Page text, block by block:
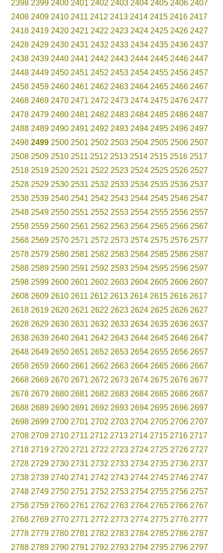
2398 2399 2400 2401 2402 2403 2404 2405 2406 2407
2408 2409 2410 2411 2412 2413 2414 2415 2416 2417
2418 2419 2420 2421 2422 2423 2424 2425 2426 2427
2428 2429 2430 2431 2432 2433 2434 2435 2436 2437
2438 2439 2440 2441 2442 2443 2444 2445 2446 2447
2448 2449 2450 2451 2452 2453 2454 2455 2456 2457
2458 2459 2460 2461 2462 2463 2464 2465 2466 2467
2468 2469 2470 2471 2472 2473 2474 2475 2476 2477
2478 2479 2480 2481 2482 2483 2484 2485 2486 2487
2488 2489 2490 2491 2492 2493 2494 2495 2496 2497
2498 2499 2500 2501 2502 2503 2504 2505 2506 2507
2508 2509 2510 2511 2512 2513 2514 2515 2516 2517
2518 2519 2520 2521 2522 2523 2524 2525 2526 2527
2528 2529 2530 2531 2532 2533 2534 2535 2536 2537
2538 2539 2540 2541 2542 2543 2544 2545 2546 2547
2548 2549 2550 2551 2552 2553 2554 2555 2556 2557
2558 2559 2560 2561 2562 2563 2564 2565 2566 2567
2568 2569 2570 2571 2572 2573 2574 2575 2576 2577
2578 2579 2580 2581 2582 2583 2584 2585 2586 2587
2588 2589 2590 2591 2592 2593 2594 2595 2596 2597
2598 2599 2600 2601 2602 2603 2604 2605 2606 2607
2608 2609 2610 2611 2612 2613 2614 2615 2616 2617
2618 2619 2620 2621 2622 2623 2624 2625 2626 2627
2628 2629 2630 2631 2632 2633 2634 2635 2636 2637
2638 2639 2640 2641 2642 2643 2644 2645 2646 2647
2648 2649 2650 2651 2652 2653 2654 2655 2656 2657
2658 2659 2660 2661 2662 2663 2664 2665 2666 2667
2668 2669 2670 2671 2672 2673 2674 2675 2676 2677
2678 2679 2680 2681 2682 2683 2684 2685 2686 2687
2688 2689 2690 2691 2692 2693 2694 2695 2696 2697
2698 2699 2700 2701 2702 2703 2704 2705 2706 2707
2708 2709 2710 2711 2712 2713 2714 2715 2716 2717
2718 2719 2720 2721 2722 2723 2724 2725 2726 2727
2728 2729 2730 2731 2732 2733 2734 2735 2736 2737
2738 2739 2740 2741 2742 2743 2744 2745 2746 2747
2748 2749 2750 2751 2752 2753 2754 2755 2756 2757
2758 2759 2760 2761 2762 2763 2764 2765 2766 2767
2768 2769 2770 2771 2772 2773 2774 2775 2776 2777
2778 2779 2780 2781 2782 2783 2784 2785 2786 2787
2788 2789 2790 2791 2792 2793 2794 2795 2796 2797